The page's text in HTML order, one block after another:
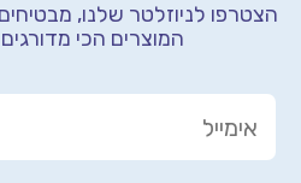
הצטרפו לניוזלטר שלנו,
המוצרים הכי